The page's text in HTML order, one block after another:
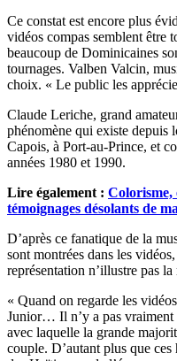
Ce constat est encore plus
vidéos compas semblent être
beaucoup de Dominicaines
tournages. Valben Valcin,
choix. « Le public les
Claude Leriche, grand
phénomène qui existe depuis
Capois, à Port-au-Prince, et
années 1980 et 1990.
Lire également :
témoignages désolants de
D’après ce fanatique de la
sont montrées dans les
représentation n’illustre pas
« Quand on regarde les
Junior… Il n’y a pas vraiment
avec laquelle la grande
couple. D’autant plus que